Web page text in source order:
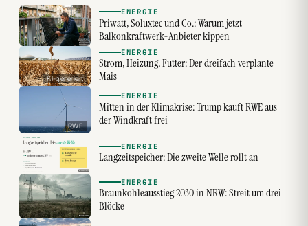
ENERGIE
Priwatt, Soluxtec und Co.: Warum jetzt
Balkonkraftwerk-Anbieter kippen
KI-generiert
ENERGIE
Strom, Heizung, Futter: Der dreifach verplante
Mais
RWE
ENERGIE
Mitten in der Klimakrise: Trump kauft RWE aus
der Windkraft frei
ENERGIE
Langzeitspeicher: Die zweite Welle rollt an
ENERGIE
Braunkohleausstieg 2030 in NRW: Streit um drei
Blöcke